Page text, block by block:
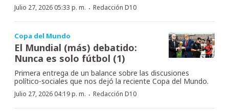
Julio 27, 2026 05:33 p. m. · Redacción D10
Copa del Mundo
El Mundial (más) debatido:
Nunca es solo fútbol (1)
Primera entrega de un balance sobre las discusiones
político-sociales que nos dejó la reciente Copa del Mundo.
Julio 27, 2026 04:19 p. m. · Redacción D10